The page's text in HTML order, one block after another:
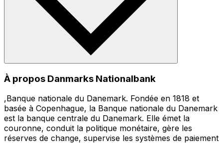
À propos Danmarks Nationalbank
,Banque nationale du Danemark. Fondée en 1818 et
basée à Copenhague, la Banque nationale du Danemark
est la banque centrale du Danemark. Elle émet la
couronne, conduit la politique monétaire, gère les
réserves de change, supervise les systèmes de paiement